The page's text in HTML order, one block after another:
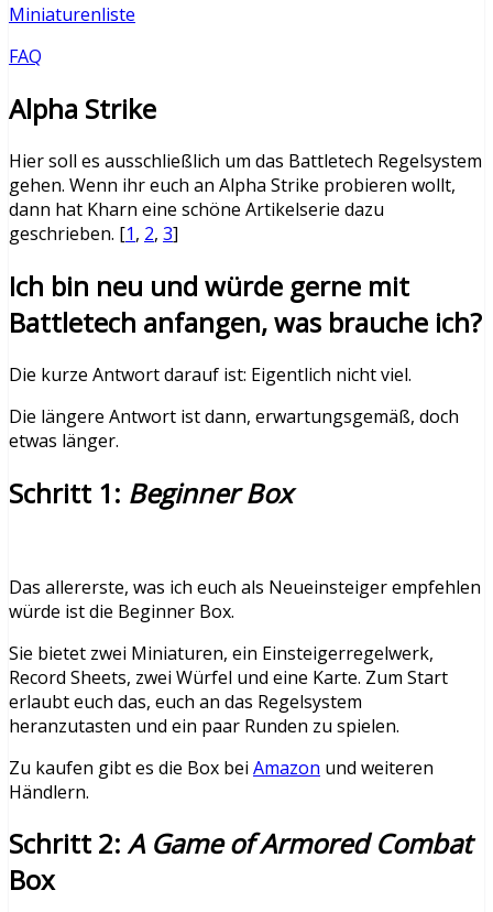
Miniaturenliste
FAQ
Alpha Strike
Hier soll es ausschließlich um das Battletech Regelsystem
gehen. Wenn ihr euch an Alpha Strike probieren wollt,
dann hat Kharn eine schöne Artikelserie dazu
geschrieben. [1, 2, 3]
Ich bin neu und würde gerne mit
Battletech anfangen, was brauche ich?
Die kurze Antwort darauf ist: Eigentlich nicht viel.
Die längere Antwort ist dann, erwartungsgemäß, doch
etwas länger.
Schritt 1: Beginner Box
Das allererste, was ich euch als Neueinsteiger empfehlen
würde ist die Beginner Box.
Sie bietet zwei Miniaturen, ein Einsteigerregelwerk,
Record Sheets, zwei Würfel und eine Karte. Zum Start
erlaubt euch das, euch an das Regelsystem
heranzutasten und ein paar Runden zu spielen.
Zu kaufen gibt es die Box bei Amazon und weiteren
Händlern.
Schritt 2:A Game of Armored Combat
Box